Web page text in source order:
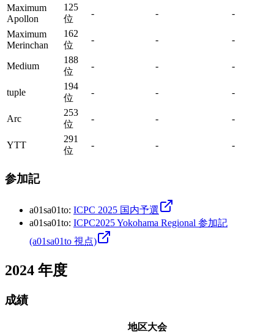
Maximum
Apollon
125
位
- -
-
Maximum
Merinchan
162
位
- - -
Medium
188
位
- - -
tuple
194
位
- - -
Arc
253
位
- - -
YTT
291
位
- - -
参加記
a01sa01to: ICPC 2025 国内予選
a01sa01to: ICPC2025 Yokohama Regional 参加記
(a01sa01to 視点)
2024 年度
成績
地区大会